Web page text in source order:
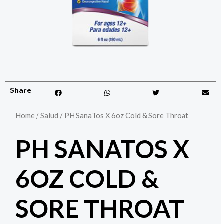
Share
Home /Salud / PH SanaTos X 6oz Cold & Sore Throat
PH SANATOS X
6OZ COLD &
SORE THROAT